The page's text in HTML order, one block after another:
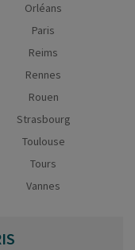
Orléans
Paris
Reims
Rennes
Rouen
Strasbourg
Toulouse
Tours
Vannes